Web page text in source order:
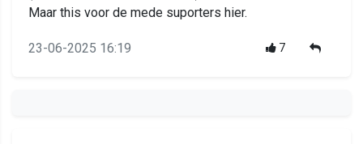
Maar this voor de mede suporters hier.
23-06-2025 16:19 7